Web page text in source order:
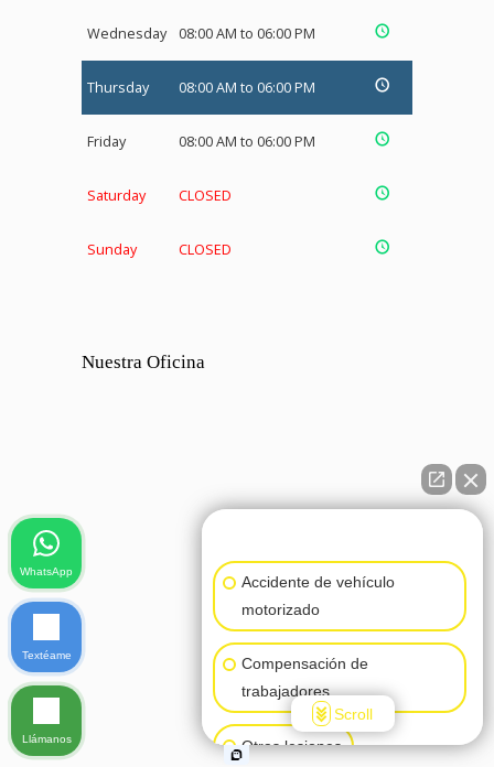
Wednesday 08:00 AM to 06:00 PM
Thursday 08:00 AM to 06:00 PM
Friday 08:00 AM to 06:00 PM
Saturday CLOSED
Sunday CLOSED
Nuestra Oficina
Accidente de vehículo
motorizado
Compensación de
trabajadores
Otras lesiones
Scroll
WhatsApp
Textéame
Llámanos